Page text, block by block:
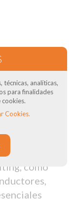
en Olesa
de ADR
como
técnicas, analíticas,
para finalidades
Cookies.